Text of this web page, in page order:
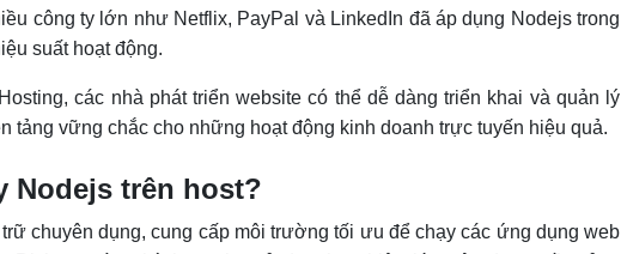
công ty lớn như Netflix, PayPal và LinkedIn đã áp dụng Nodejs trong
suất hoạt động.
các nhà phát triển website có thể dễ dàng triển khai và quản lý
tảng vững chắc cho những hoạt động kinh doanh trực tuyến hiệu quả.
Nodejs trên host?
chuyên dụng, cung cấp môi trường tối ưu để chạy các ứng dụng web